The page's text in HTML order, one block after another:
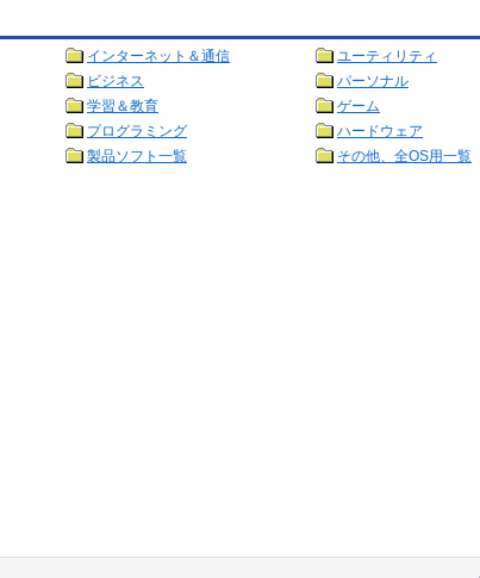
インターネット＆通信
ユーティリティ
ビジネス
パーソナル
学習＆教育
ゲーム
プログラミング
ハードウェア
製品ソフト一覧 その他、全OS用一覧